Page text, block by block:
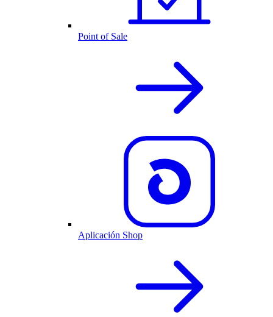
Point of Sale
Aplicación Shop